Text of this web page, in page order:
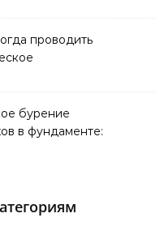
проводить
бурение
в фундаменте: